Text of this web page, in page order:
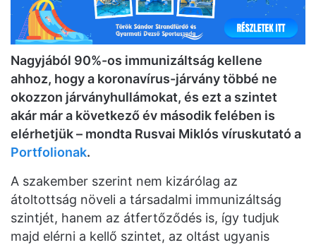
Nagyjából 90%-os immunizáltság kellene
ahhoz, hogy a koronavírus-járvány többé ne
okozzon járványhullámokat, és ezt a szintet
akár már a következő év második felében is
elérhetjük – mondta Rusvai Miklós víruskutató a
Portfolionak.
A szakember szerint nem kizárólag az
átoltottság növeli a társadalmi immunizáltság
szintjét, hanem az átfertőződés is, így tudjuk
majd elérni a kellő szintet, az oltást ugyanis